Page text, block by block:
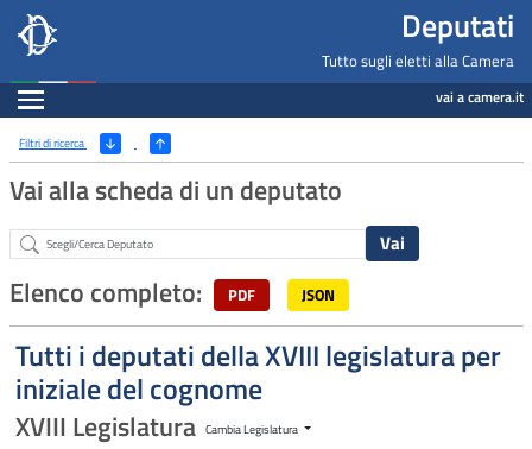
Deputati, Camera dei Deputati -
Salta al contenuto principale
Salta al menu di navigazione Deputati
Tutto sugli eletti alla Camera
Espandi vai a camera.it
Ricerca
Filtri di ricerca (Apri/Chiudi filtri)
Vai alla scheda di un deputato
Abstract
Elenco completo: PDF JSON
Tutti i deputati della XVIII legislatura per
iniziale del cognome
XVIII Legislatura Cambia Legislatura
Navigazione pagine di servizio
Fine pagina
Salta al contenuto principale
Salta al menu di navigazione
Vai a inizio pagina